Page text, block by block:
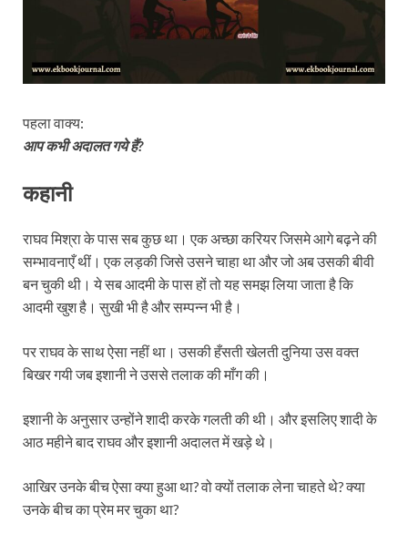
पहला वाक्य:
आप कभी अदालत गये हैं?
कहानी
राघव मिश्रा के पास सब कुछ था। एक अच्छा करियर जिसमे आगे बढ़ने की
सम्भावनाएँ थीं। एक लड़की जिसे उसने चाहा था और जो अब उसकी बीवी
बन चुकी थी। ये सब आदमी के पास हों तो यह समझ लिया जाता है कि
आदमी खुश है। सुखी भी है और सम्पन्न भी है।
पर राघव के साथ ऐसा नहीं था। उसकी हँसती खेलती दुनिया उस वक्त
बिखर गयी जब इशानी ने उससे तलाक की माँग की।
इशानी के अनुसार उन्होंने शादी करके गलती की थी। और इसलिए शादी के
आठ महीने बाद राघव और इशानी अदालत में खड़े थे।
आखिर उनके बीच ऐसा क्या हुआ था? वो क्यों तलाक लेना चाहते थे? क्या
उनके बीच का प्रेम मर चुका था?